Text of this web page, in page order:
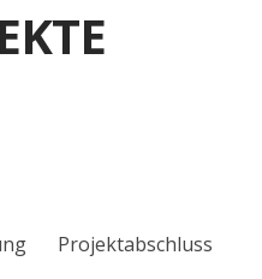
Projektabschluss